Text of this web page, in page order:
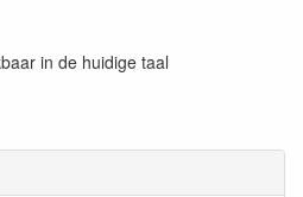
in de huidige taal